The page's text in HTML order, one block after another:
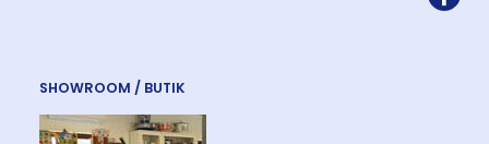
SHOWROOM / BUTIK